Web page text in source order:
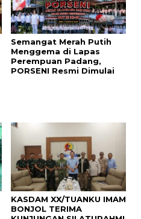
Semangat Merah Putih
Menggema di Lapas
Perempuan Padang,
PORSENI Resmi Dimulai
KASDAM XX/TUANKU IMAM
BONJOL TERIMA